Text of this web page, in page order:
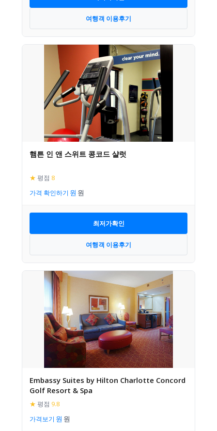
여행객 이용후기
햄튼 인 앤 스위트 콩코드 샬럿
★ 평점 8
가격 확인하기
최저가확인
여행객 이용후기
Embassy Suites by Hilton Charlotte Concord
Golf Resort & Spa
★ 평점 9.8
가격보기